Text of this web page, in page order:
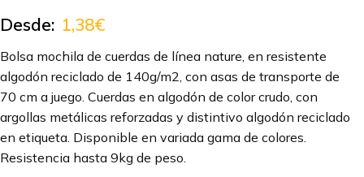
Desde: 1,38€
Bolsa mochila de cuerdas de línea nature, en resistente
algodón reciclado de 140g/m2, con asas de transporte de
70 cm a juego. Cuerdas en algodón de color crudo, con
argollas metálicas reforzadas y distintivo algodón reciclado
en etiqueta. Disponible en variada gama de colores.
Resistencia hasta 9kg de peso.